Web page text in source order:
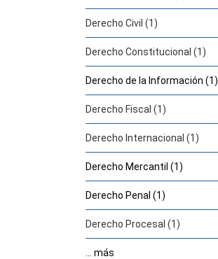
Derecho Civil (1)
Derecho Constitucional (1)
Derecho de la Información (1)
Derecho Fiscal (1)
Derecho Internacional (1)
Derecho Mercantil (1)
Derecho Penal (1)
Derecho Procesal (1)
... más